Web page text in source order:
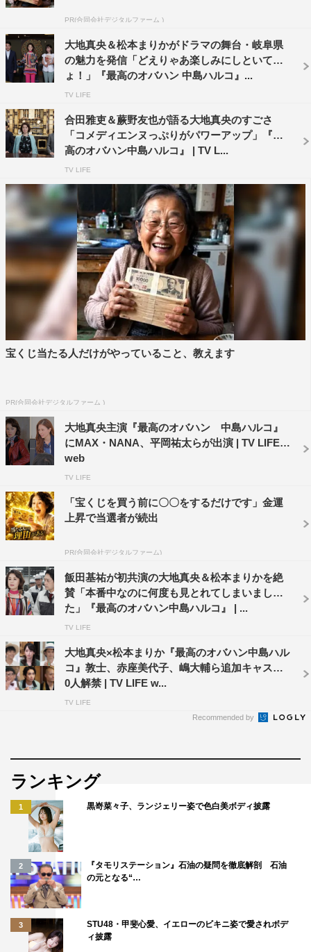
『最高のオバハン中島ハルコ』中島ハルコ（大地真央）©東海テレビ
第2弾のお話を頂いた時は率直にうれしかったです。周り
ん頂いていたので。
今回の舞台は岐阜県ということで、各地の伝統文化が登場
します。岐阜市長良川の鵜飼いは、初めて拝見しました
が、夕闇の中、かがり火が水面に映ってとてもきれいでど
こか懐かしさも感じましたし、鵜匠の方々のいでたちや鵜
との関係性もとてもすてきで感動しました。刃物で知られ
る関市では真剣にも触れ、刀のパワーを感じました。他に
も岐阜の魅力がたくさん詰まっている作品です。
ハルコさんは、なかなか人は言わないようなことを、それ
すが、ハルコさんはお節介なくらい黙ってはいられない
し、また多方面から頼られる存在。正義感があるからこ
そ、妥協しないんです。
変ですけれども、第1弾よりもさらにオバハン度をパワー
アップして、スカッとするハルコさんをお届けしたいと思
チームワークが良くて、いい雰囲気の現場で、いづみ役の
まりかちゃんとも、確実に良いコンビネーションが出来上
がっています。毎日撮影で大変ですが、終わってから「今
日も楽しかったです」「楽しかったね」など LINEでやり
とりすることもありますし、チーム全体が、2作目でさら
に信頼感が増しているように感じます。
この現場のいい空気感をそのまま、見てくださる方に届け
られたらうれしいですし、ハルコさんから「パワーをもら
った」「明日の活力源になった」と笑顔になっていただき
松本まりか コメント
PR(合同会社デジタルファーム )
大地真央＆松本まりかがドラマの舞台・岐阜県
の魅力を発信「どえりゃあ楽しみにしといてち
ょ！」『最高のオバハン 中島ハルコ』...
TV LIFE
合田雅吏＆蕨野友也が語る大地真央のすごさ
「コメディエンヌっぷりがパワーアップ」『最
高のオバハン中島ハルコ』 | TV L...
TV LIFE
宝くじ当たる人だけがやっていること、教えます
PR(合同会社デジタルファーム )
大地真央主演『最高のオバハン 中島ハルコ』
にMAX・NANA、平岡祐太らが出演 | TV LIFE
web
TV LIFE
「宝くじを買う前に〇〇をするだけです」金運
上昇で当選者が続出
PR(合同会社デジタルファーム)
飯田基祐が初共演の大地真央＆松本まりかを絶
賛「本番中なのに何度も見とれてしまいまし
た」『最高のオバハン中島ハルコ』 | ...
TV LIFE
大地真央×松本まりか『最高のオバハン中島ハル
コ』敦士、赤座美代子、嶋大輔ら追加キャスト1
0人解禁 | TV LIFE w...
TV LIFE
Recommended by
ランキング
1 黒嵜菜々子、ランジェリー姿で色白美ボディ披露
2
『タモリステーション』石油の疑問を徹底解剖 石油
の元となる“…
3
STU48・甲斐心愛、イエローのビキニ姿で愛されボデ
ィ披露